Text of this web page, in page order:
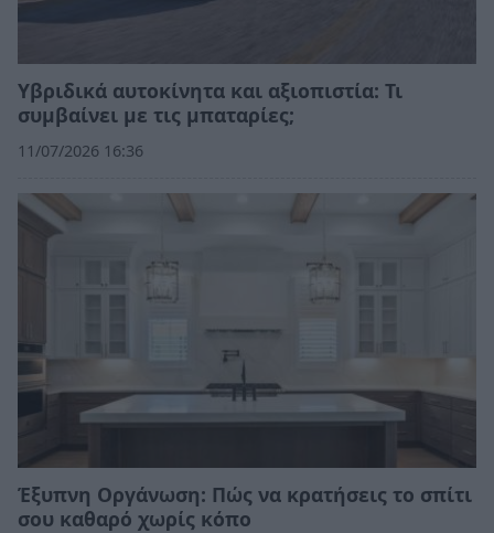
Υβριδικά αυτοκίνητα και αξιοπιστία: Τι
συμβαίνει με τις μπαταρίες;
11/07/2026 16:36
Έξυπνη Οργάνωση: Πώς να κρατήσεις το σπίτι
σου καθαρό χωρίς κόπο